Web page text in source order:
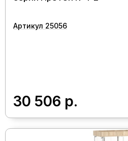
Артикул 25056
30 506 р.